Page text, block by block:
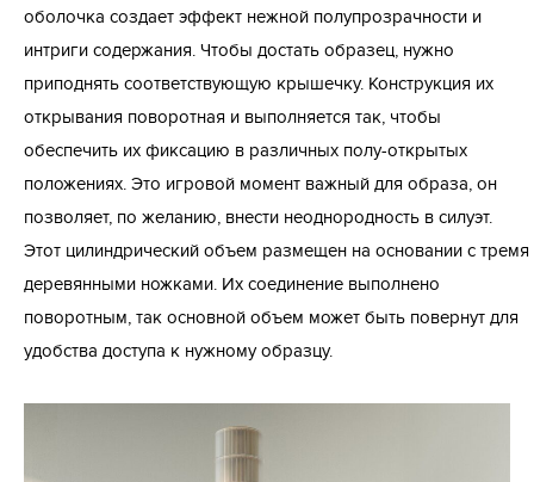
оболочка создает эффект нежной полупрозрачности и
интриги содержания. Чтобы достать образец, нужно
приподнять соответствующую крышечку. Конструкция их
открывания поворотная и выполняется так, чтобы
обеспечить их фиксацию в различных полу-открытых
положениях. Это игровой момент важный для образа, он
позволяет, по желанию, внести неоднородность в силуэт.
Этот цилиндрический объем размещен на основании с тремя
деревянными ножками. Их соединение выполнено
поворотным, так основной объем может быть повернут для
удобства доступа к нужному образцу.